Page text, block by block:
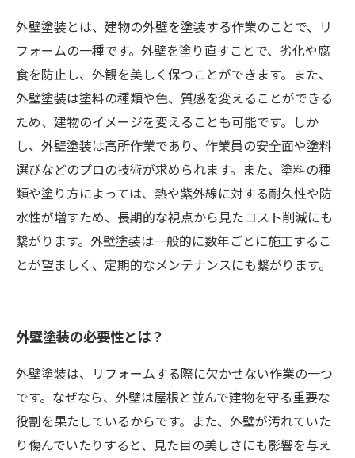
外壁塗装とは、建物の外壁を塗装する作業のことで、リ
フォームの一種です。外壁を塗り直すことで、劣化や腐
食を防止し、外観を美しく保つことができます。また、
外壁塗装は塗料の種類や色、質感を変えることができる
ため、建物のイメージを変えることも可能です。しか
し、外壁塗装は高所作業であり、作業員の安全面や塗料
選びなどのプロの技術が求められます。また、塗料の種
類や塗り方によっては、熱や紫外線に対する耐久性や防
水性が増すため、長期的な視点から見たコスト削減にも
繋がります。外壁塗装は一般的に数年ごとに施工するこ
とが望ましく、定期的なメンテナンスにも繋がります。
外壁塗装の必要性とは？
外壁塗装は、リフォームする際に欠かせない作業の一つ
です。なぜなら、外壁は屋根と並んで建物を守る重要な
役割を果たしているからです。また、外壁が汚れていた
り傷んでいたりすると、見た目の美しさにも影響を与え